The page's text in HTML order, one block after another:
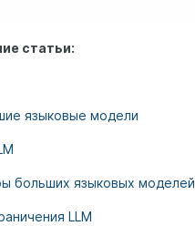
статьи:
языковые модели
больших языковых моделей
LLM